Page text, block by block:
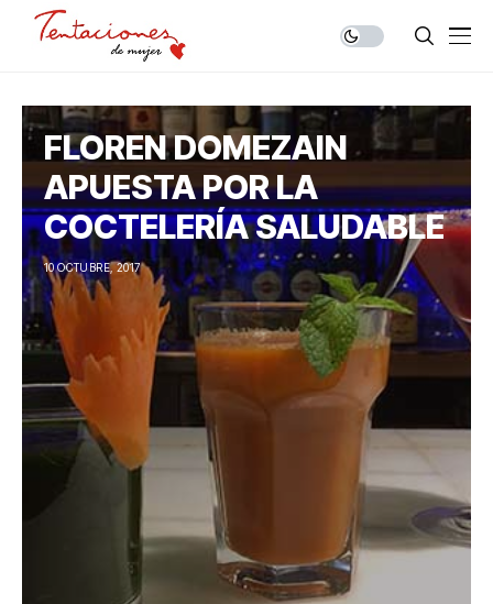
FLOREN DOMEZAIN
APUESTA POR LA
COCTELERÍA SALUDABLE
10 OCTUBRE, 2017